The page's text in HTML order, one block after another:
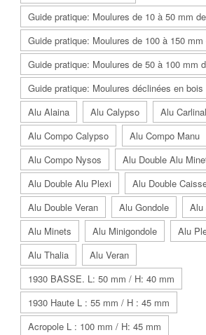
Guide pratique: Moulures de 10 à 50 mm
Guide pratique: Moulures de 100 à 150 mm
Guide pratique: Moulures de 50 à 100 mm
Guide pratique: Moulures déclinées en bois
Alu Alaina
Alu Calypso
Alu
Alu Compo Calypso
Alu Compo Manu
Alu Compo Nysos
Alu Double Alu
Alu Double Alu Plexi
Alu Double
Alu Double Veran
Alu Gondole Alu
Alu Minets
Alu Minigondole Alu
Alu Thalia
Alu Veran
1930 BASSE. L: 50 mm / H: 40 mm
1930 Haute L : 55 mm / H : 45 mm
Acropole L : 100 mm / H: 45 mm